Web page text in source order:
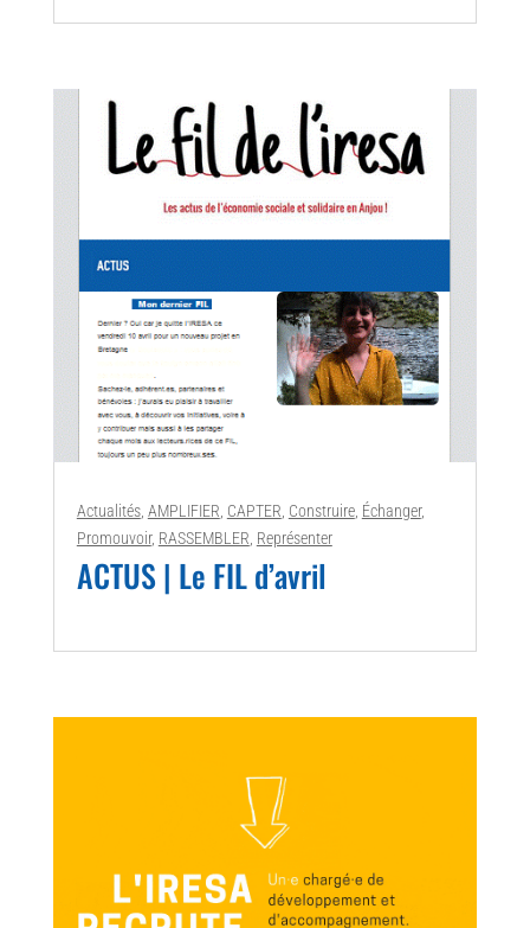
Actualités, AMPLIFIER, CAPTER, Construire, Échanger,
Promouvoir, RASSEMBLER, Représenter
ACTUS | Le FIL d’avril